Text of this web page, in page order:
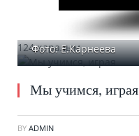
124 қаралым
Фото: Е.Карнеева
Мы учимся, играя
BY ADMIN